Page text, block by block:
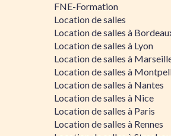
FNE-Formation
Location de salles
Location de salles à
Location de salles à Lyon
Location de salles à
Location de salles à
Location de salles à Nantes
Location de salles à Nice
Location de salles à Paris
Location de salles à Rennes